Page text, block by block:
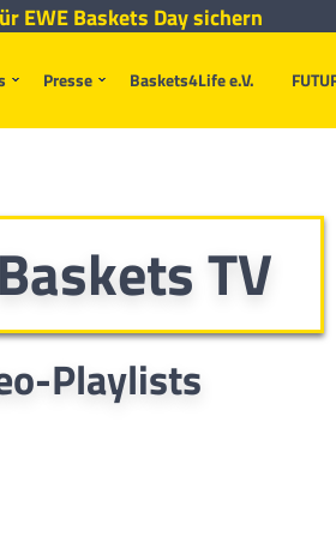
Presse Baskets4Life e.V.
EWE Baskets Day sichern
TV
Playlists